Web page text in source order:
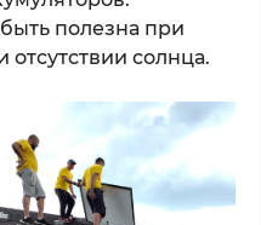
полезна при
отсутствии солнца.